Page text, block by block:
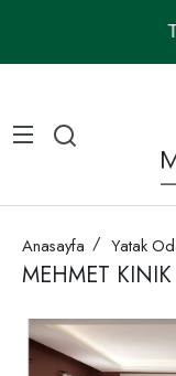
Anasayfa Yatak
MEHMET KINIK